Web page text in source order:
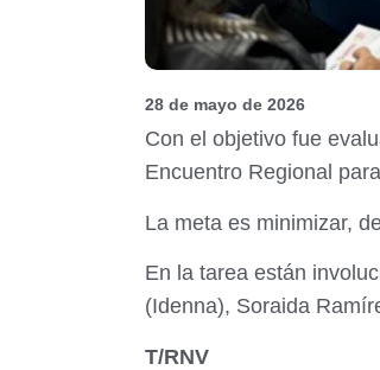
28 de mayo de 2026
Con el objetivo fue
Encuentro Regional
La meta es minimizar,
En la tarea están
(Idenna), Soraida
T/RNV